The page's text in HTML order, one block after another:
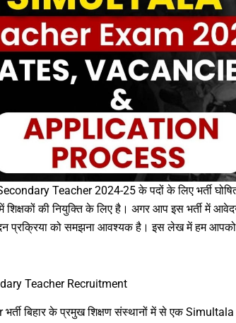
Teacher 2024-25 के पदों के लिए भर्ती
की नियुक्ति के लिए है। अगर आप इस भर्ती में
प्रक्रिया को समझना आवश्यक है। इस लेख में हम
Teacher Recruitment
बिहार के प्रमुख शिक्षण संस्थानों में से एक Simultala